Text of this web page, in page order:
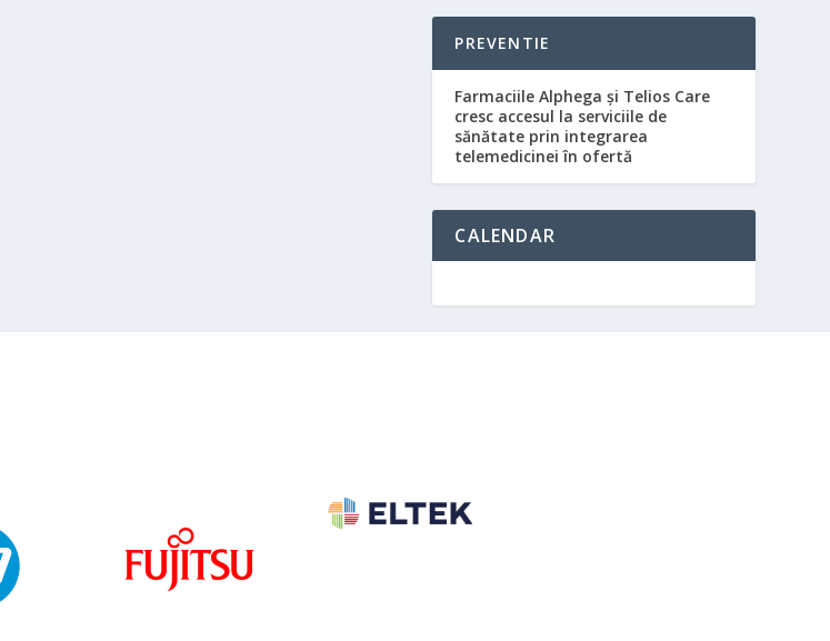
PREVENTIE
Farmaciile Alphega și Telios Care
cresc accesul la serviciile de
sănătate prin integrarea
telemedicinei în ofertă
CALENDAR